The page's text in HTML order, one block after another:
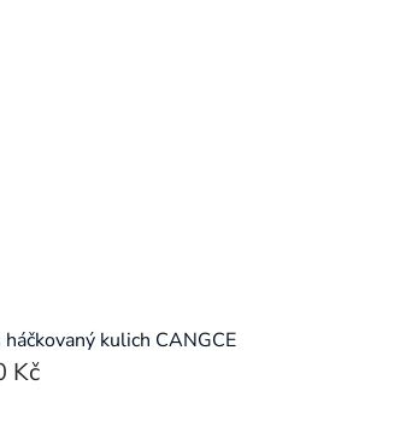
kulich CANGCE
Kč